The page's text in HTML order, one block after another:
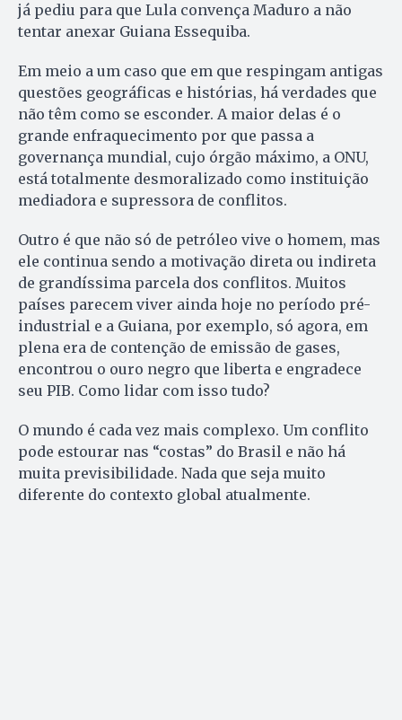
já pediu para que Lula convença Maduro a não
tentar anexar Guiana Essequiba.
Em meio a um caso que em que respingam antigas
questões geográficas e histórias, há verdades que
não têm como se esconder. A maior delas é o
grande enfraquecimento por que passa a
governança mundial, cujo órgão máximo, a ONU,
está totalmente desmoralizado como instituição
mediadora e supressora de conflitos.
Outro é que não só de petróleo vive o homem, mas
ele continua sendo a motivação direta ou indireta
de grandíssima parcela dos conflitos. Muitos
países parecem viver ainda hoje no período pré-
industrial e a Guiana, por exemplo, só agora, em
plena era de contenção de emissão de gases,
encontrou o ouro negro que liberta e engradece
seu PIB. Como lidar com isso tudo?
O mundo é cada vez mais complexo. Um conflito
pode estourar nas “costas” do Brasil e não há
muita previsibilidade. Nada que seja muito
diferente do contexto global atualmente.